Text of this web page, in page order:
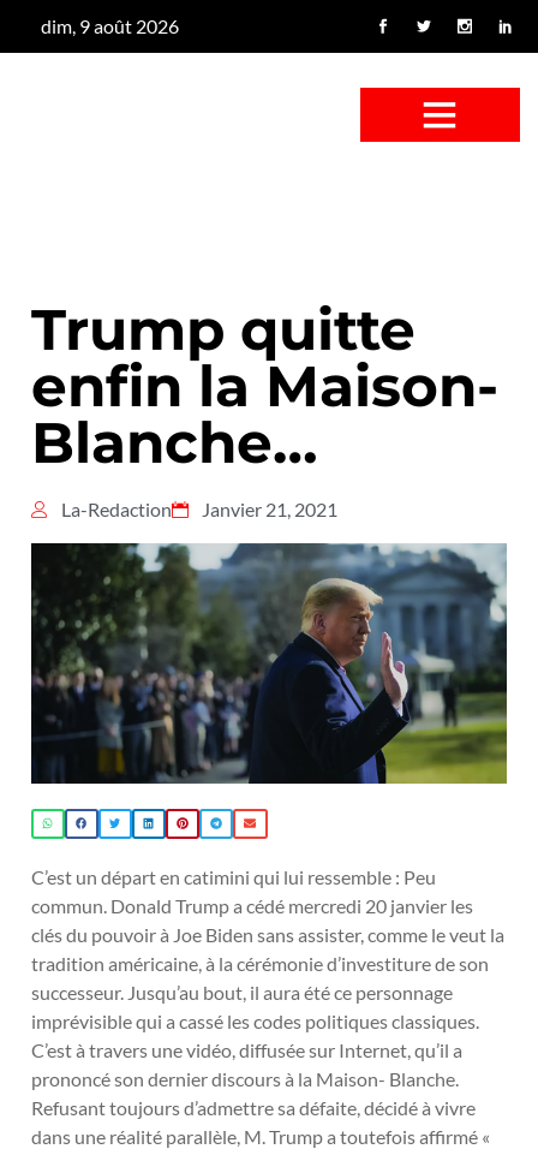
dim, 9 août 2026
Trump quitte
enfin la Maison-
Blanche…
La-Redaction Janvier 21, 2021
C’est un départ en catimini qui lui ressemble : Peu
commun. Donald Trump a cédé mercredi 20 janvier les
clés du pouvoir à Joe Biden sans assister, comme le veut la
tradition américaine, à la cérémonie d’investiture de son
successeur. Jusqu’au bout, il aura été ce personnage
imprévisible qui a cassé les codes politiques classiques.
C’est à travers une vidéo, diffusée sur Internet, qu’il a
prononcé son dernier discours à la Maison- Blanche.
Refusant toujours d’admettre sa défaite, décidé à vivre
dans une réalité parallèle, M. Trump a toutefois affirmé «